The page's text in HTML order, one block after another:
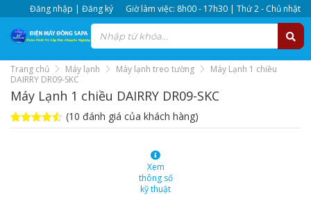
Đăng nhập | Đăng ký Giờ làm việc: 8h00 - 17h30 | Thứ 2 - Chủ nhật
Trang chủ Máy lạnh Máy lạnh treo tường
Máy Lạnh 1 chiều
DAIRRY DR09-SKC
Máy Lạnh 1 chiều DAIRRY DR09-SKC
4.5trên 5
10
(10 đánh giá của khách hàng)
Xem
thông số
kỹ thuật